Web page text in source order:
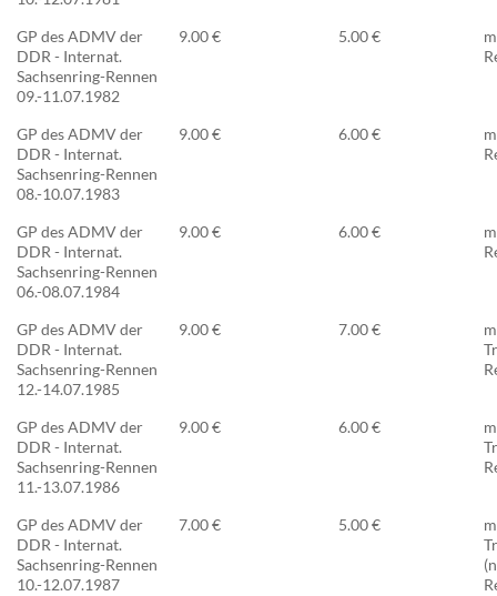
GP des ADMV der
DDR - Internat.
Sachsenring-Rennen
09.-11.07.1982
9.00 € 5.00 €
GP des ADMV der
DDR - Internat.
Sachsenring-Rennen
08.-10.07.1983
9.00 € 6.00 €
GP des ADMV der
DDR - Internat.
Sachsenring-Rennen
06.-08.07.1984
9.00 € 6.00 €
GP des ADMV der
DDR - Internat.
Sachsenring-Rennen
12.-14.07.1985
9.00 € 7.00 €
GP des ADMV der
DDR - Internat.
Sachsenring-Rennen
11.-13.07.1986
9.00 € 6.00 €
GP des ADMV der
DDR - Internat.
Sachsenring-Rennen
10.-12.07.1987
7.00 € 5.00 €